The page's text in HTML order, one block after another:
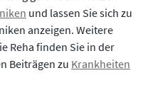
und lassen Sie sich zu
anzeigen. Weitere
Reha finden Sie in der
Beiträgen zu Krankheiten